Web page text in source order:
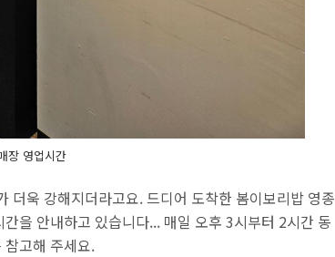
장 영업시간
더욱 강해지더라고요. 드디어 도착한 봄이보리밥 영종
을 안내하고 있습니다... 매일 오후 3시부터 2시간 동
고해 주세요.